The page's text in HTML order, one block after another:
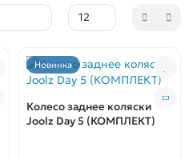
Новинка
Колесо заднее коляски
Joolz Day 5 (КОМПЛЕКТ)